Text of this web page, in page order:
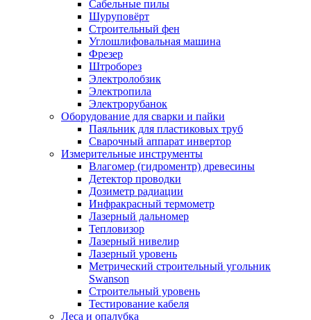
Сабельные пилы
Шуруповёрт
Строительный фен
Углошлифовальная машина
Фрезер
Штроборез
Электролобзик
Электропила
Электрорубанок
Оборудование для сварки и пайки
Паяльник для пластиковых труб
Сварочный аппарат инвертор
Измерительные инструменты
Влагомер (гидроментр) древесины
Детектор проводки
Дозиметр радиации
Инфракрасный термометр
Лазерный дальномер
Тепловизор
Лазерный нивелир
Лазерный уровень
Метрический строительный угольник
Swanson
Строительный уровень
Тестирование кабеля
Леса и опалубка